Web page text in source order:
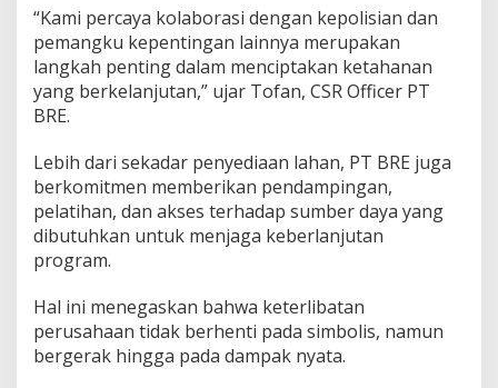
“Kami percaya kolaborasi dengan kepolisian dan
pemangku kepentingan lainnya merupakan
langkah penting dalam menciptakan ketahanan
yang berkelanjutan,” ujar Tofan, CSR Officer PT
BRE.
Lebih dari sekadar penyediaan lahan, PT BRE juga
berkomitmen memberikan pendampingan,
pelatihan, dan akses terhadap sumber daya yang
dibutuhkan untuk menjaga keberlanjutan
program.
Hal ini menegaskan bahwa keterlibatan
perusahaan tidak berhenti pada simbolis, namun
bergerak hingga pada dampak nyata.